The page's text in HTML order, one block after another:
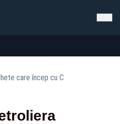
care încep cu C